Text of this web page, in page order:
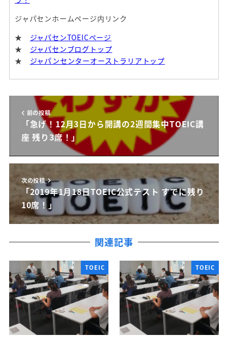
ジャパセンホームページ内リンク
★ ジャパセンTOEICページ
★ ジャパセンブログトップ
★ ジャパンセンターオーストラリアトップ
前の投稿
「急げ！12月3日から開講の2週間集中TOEIC講
座 残り3席！」
次の投稿
「2019年1月18日TOEIC公式テスト すでに残り
10席！」
関連記事
TOEIC TOEIC